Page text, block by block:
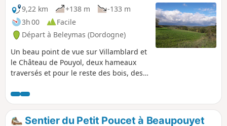
9,22 km
+138 m
-133 m
3h 00
Facile
Départ à Beleymas (Dordogne)
Un beau point de vue sur Villamblard et
le Château de Pouyol, deux hameaux
traversés et pour le reste des bois, des
beaucoup de pistes. Parfois un peu
monotone...
Sentier du Petit Poucet à Beaupouyet